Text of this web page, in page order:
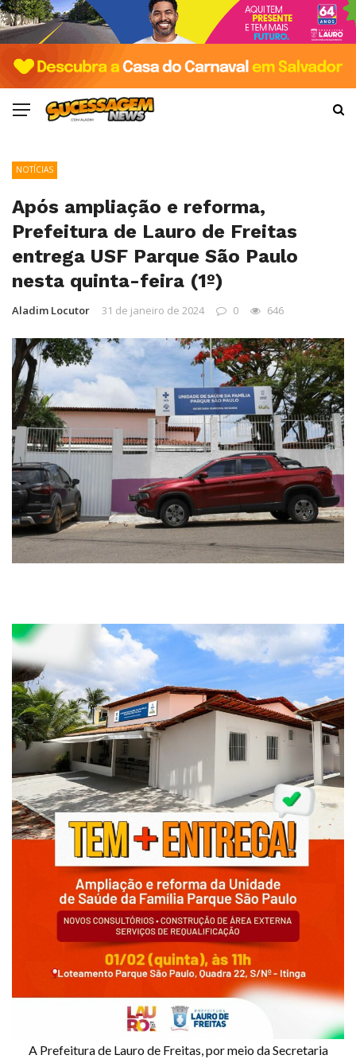
NOTÍCIAS
Após ampliação e reforma,
Prefeitura de Lauro de Freitas
entrega USF Parque São Paulo
nesta quinta-feira (1º)
Aladim Locutor 31 de janeiro de 2024 0 646
A Prefeitura de Lauro de Freitas, por meio da Secretaria